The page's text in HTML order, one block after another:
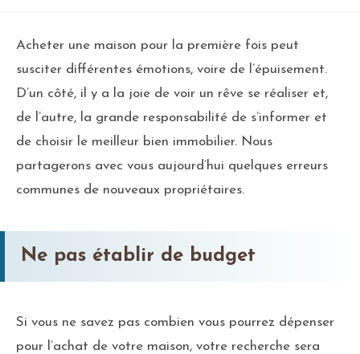
Acheter une maison pour la première fois peut
susciter différentes émotions, voire de l’épuisement.
D’un côté, il y a la joie de voir un rêve se réaliser et,
de l’autre, la grande responsabilité de s’informer et
de choisir le meilleur bien immobilier. Nous
partagerons avec vous aujourd’hui quelques erreurs
communes de nouveaux propriétaires.
Ne pas établir de budget
Si vous ne savez pas combien vous pourrez dépenser
pour l’achat de votre maison, votre recherche sera